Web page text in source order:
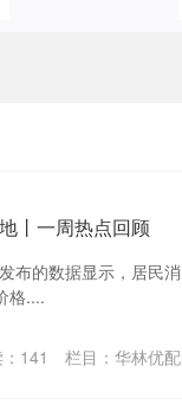
丨一周热点回顾
布的数据显示，居民消
格....
141 栏目： 华林优配